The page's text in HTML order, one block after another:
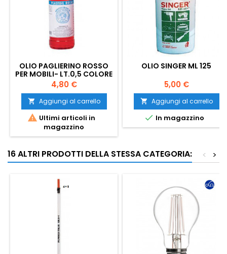
OLIO PAGLIERINO ROSSO
PER MOBILI- LT.0,5 COLORE
ROSSO - IN FLACONE
Prezzo
4,80 €
 Aggiungi al carrello
 Ultimi articoli in
magazzino
OLIO SINGER ML 125
Prezzo
5,00 €
 Aggiungi al carrello
 In magazzino
16 ALTRI PRODOTTI DELLA STESSA CATEGORIA: >
<